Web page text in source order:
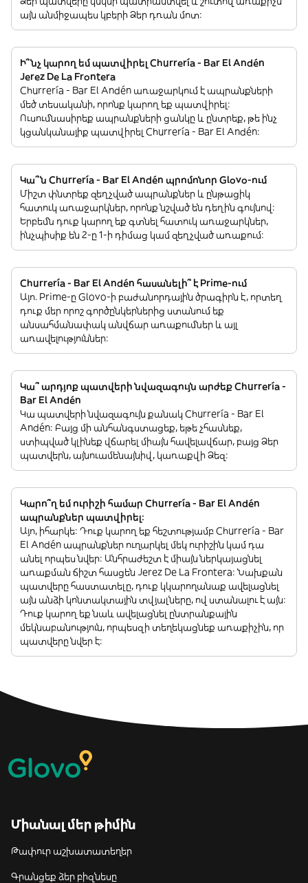
այն անմիջապես կբերի Ձեր դռան մոտ:
Ի՞նչ կարող եմ պատվիրել Churrería - Bar El Andén
Jerez De La Frontera
Churrería - Bar El Andén առաջարկում է ապրանքների
մեծ տեսականի, որոնք կարող եք պատվիրել:
Ուսումնասիրեք ապրանքների ցանկը և ընտրեք, թե ինչ
կցանկանայիք պատվիրել Churrería - Bar El Andén:
Կա՞ն Churrería - Bar El Andén պրոմոնոր Glovo-ում
Միշտ փնտրեք զեղչված ապրանքներ և ընթացիկ
հատուկ առաջարկներ, որոնք նշված են դեղին գույնով:
Երբեմն դուք կարող եք գտնել հատուկ առաջարկներ,
ինչպիսիք են 2-ը 1-ի դիմաց կամ զեղչված առաքում:
Churrería - Bar El Andén հասանելի՞ է Prime-ում
Այո. Prime-ը Glovo-ի բաժանորդային ծրագիրն է, որտեղ
դուք մեր որոշ գործընկերներից ստանում եք
անսահմանափակ անվճար առաքումներ և այլ
առավելություններ:
Կա՞ արդյոք պատվերի նվազագույն արժեք Churrería -
Bar El Andén
Կա պատվերի նվազագույն քանակ Churrería - Bar El
Andén: Բայց մի անհանգստացեք, եթե չհասնեք,
ստիպված կլինեք վճարել միայն հավելավճար, բայց Ձեր
պատվերն, այնուամենայնիվ, կառաքվի Ձեզ:
Կարո՞ղ եմ ուրիշի համար Churrería - Bar El Andén
ապրանքներ պատվիրել:
Այո, իհարկե: Դուք կարող եք հեշտությամբ Churrería - Bar
El Andén ապրանքներ ուղարկել մեկ ուրիշին կամ դա
անել որպես նվեր: Անհրաժեշտ է միայն ներկայացնել
առաքման ճիշտ հասցեն Jerez De La Frontera: Նախքան
պատվերը հաստատելը, դուք կկարողանաք ավելացնել
այն անձի կոնտակտային տվյալները, ով ստանալու է այն:
Դուք կարող եք նաև ավելացնել ընտրանքային
մեկնաբանություն, որպեսզի տեղեկացնեք առաքիչին, որ
պատվերը նվեր է:
Միանալ մեր թիմին
Թափուր աշխատատեղեր
Գրանցեք ձեր բիզնեսը